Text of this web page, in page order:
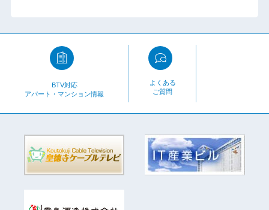
BTV対応
アパート・マンション情報
よくある
ご質問